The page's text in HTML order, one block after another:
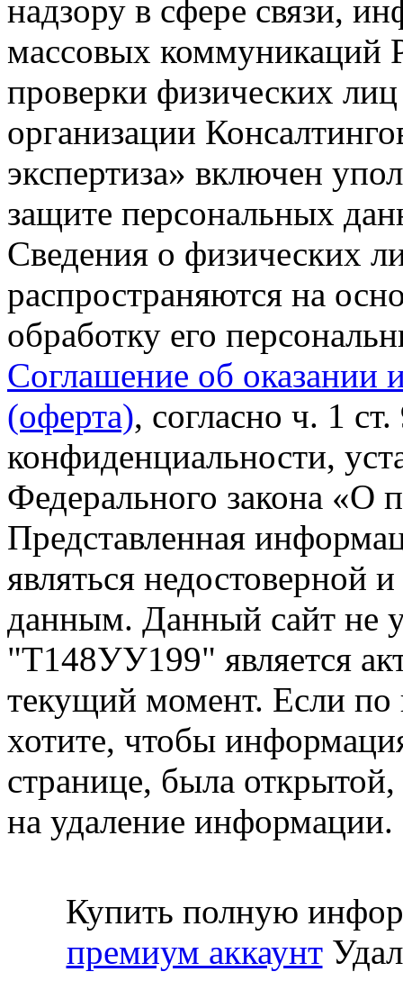
надзору в сфере связи,
массовых коммуникаций
проверки физических
организации
экспертиза» включен
защите персональных
Сведения о физических
распространяются на
обработку его
Соглашение об оказании
(оферта), согласно ч. 1
конфиденциальности,
Федерального закона «О
Представленная
являться недостоверной
данным. Данный сайт не
"Т148УУ199" является
текущий момент. Если
хотите, чтобы
странице, была открытой,
на удаление информации.
Купить полную
премиум аккаунт